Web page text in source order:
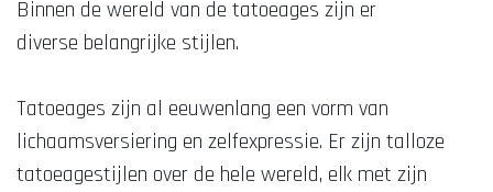
Binnen de wereld van de tatoeages zijn er
diverse belangrijke stijlen.
Tatoeages zijn al eeuwenlang een vorm van
lichaamsversiering en zelfexpressie. Er zijn talloze
tatoeagestijlen over de hele wereld, elk met zijn